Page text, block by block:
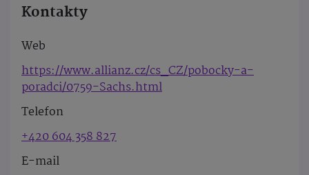
Kontakty
Web
https://www.allianz.cz/cs_CZ/pobocky-a-
poradci/0759-Sachs.html
Telefon
+420 604 358 827
E-mail